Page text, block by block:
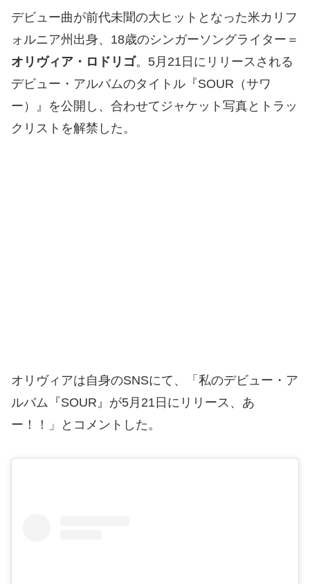
デビュー曲が前代未聞の大ヒットとなった米カリフ
ォルニア州出身、18歳のシンガーソングライター＝
オリヴィア・ロドリゴ。5月21日にリリースされる
デビュー・アルバムのタイトル『SOUR（サワ
ー）』を公開し、合わせてジャケット写真とトラッ
クリストを解禁した。
オリヴィアは自身のSNSにて、「私のデビュー・ア
ルバム『SOUR』が5月21日にリリース、あ
ー！！」とコメントした。